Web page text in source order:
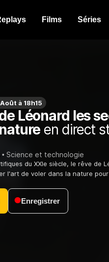
Films Séries
à 18h15
Léonard les
en direct
Science et technologie
du XXIe siècle, le rêve de
l'art de voler dans la nature
Enregistrer